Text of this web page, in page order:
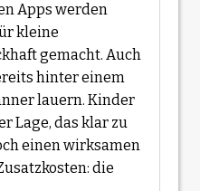
Apps werden
kleine
gemacht. Auch
hinter einem
lauern. Kinder
Lage, das klar zu
einen wirksamen
die